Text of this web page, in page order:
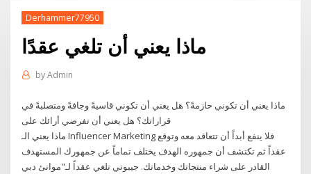
Derhammer77950
ماذا يعني أن تلغي عقدًا
byAdmin
ماذا يعني أن تكوني حازمةً؟ هل يعني أن تكوني قاسيةً وجافةً ومتصلبةً في
قراراتك؟ هل يعني أن تفرضي أرائك على
ماذا يعني الـ Influencer Marketing فلا ينفع أبداً أن تتعاقد معه وتوقع
عقداً ثم تكتشف أن جمهوره الهدف يختلف تماماً عن جمهورك المستهدف
القادر على شراء منتجاتك وخدماتك. جيبوتي تلغي عقداً لـ"موانئ دبي